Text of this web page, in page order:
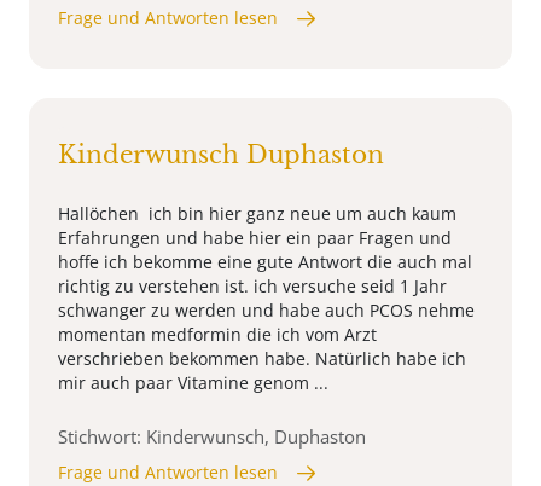
Frage und Antworten lesen
Kinderwunsch Duphaston
Hallöchen ich bin hier ganz neue um auch kaum
Erfahrungen und habe hier ein paar Fragen und
hoffe ich bekomme eine gute Antwort die auch mal
richtig zu verstehen ist. ich versuche seid 1 Jahr
schwanger zu werden und habe auch PCOS nehme
momentan medformin die ich vom Arzt
verschrieben bekommen habe. Natürlich habe ich
mir auch paar Vitamine genom ...
Stichwort: Kinderwunsch, Duphaston
Frage und Antworten lesen